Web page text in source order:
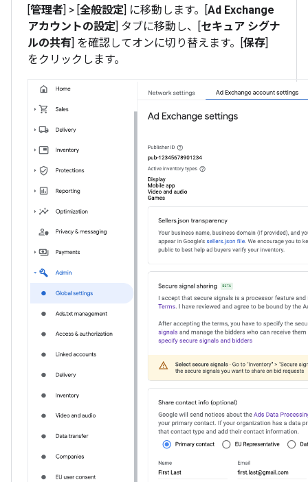
管理者 ] > [ 全般設定 ] に移動します。[ Ad Exchange
アカウントの設定 ] タブに移動し、[ セキュア シグナ
ルの共有 ] を確認してオンに切り替えます。[ 保存
をクリックします。